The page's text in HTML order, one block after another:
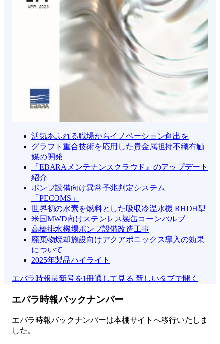
活気あふれる職場からイノベーション創出を
グラフト重合技術を応用した貴金属担持不織布触
媒の開発
『EBARAメンテナンスクラウド』のアップデート
紹介
ポンプ設備向け異常予兆判定システム
「PECOMS」
世界初の水素を燃料とした吸収冷温水機 RHDH型
米国MWD向けステンレス製缶コーンバルブ
高橋排水機場ポンプ設備改造工事
廃棄物焼却施設向けアクアポニックス導入の効果
について
2025年製品ハイライト
エバラ時報最新号を1冊通して見る 新しいタブで開く
エバラ時報バックナンバー
エバラ時報バックナンバーは本棚サイトへ移行いたしま
した。